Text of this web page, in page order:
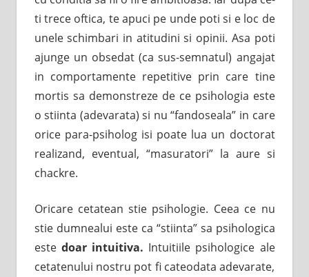
ti trece oftica, te apuci pe unde poti si e loc de
unele schimbari in atitudini si opinii. Asa poti
ajunge un obsedat (ca sus-semnatul) angajat
in comportamente repetitive prin care tine
mortis sa demonstreze de ce psihologia este
o stiinta (adevarata) si nu “fandoseala” in care
orice para-psiholog isi poate lua un doctorat
realizand, eventual, “masuratori” la aure si
chackre.
Oricare cetatean stie psihologie. Ceea ce nu
stie dumnealui este ca “stiinta” sa psihologica
este doar intuitiva. Intuitiile psihologice ale
cetatenului nostru pot fi cateodata adevarate,